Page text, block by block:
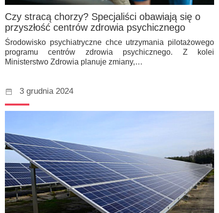
Czy stracą chorzy? Specjaliści obawiają się o
przyszłość centrów zdrowia psychicznego
Środowisko psychiatryczne chce utrzymania pilotażowego
programu centrów zdrowia psychicznego. Z kolei
Ministerstwo Zdrowia planuje zmiany,…
3 grudnia 2024